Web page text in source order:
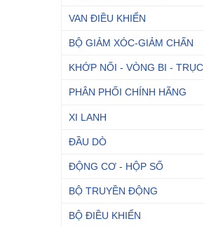
VAN ĐIỀU KHIỂN
BỘ GIẢM XÓC-GIẢM CHẤN
KHỚP NỐI - VÒNG BI - TRỤC
PHÂN PHỐI CHÍNH HÃNG
XI LANH
ĐẦU DÒ
ĐỘNG CƠ - HỘP SỐ
BỘ TRUYỀN ĐỘNG
BỘ ĐIỀU KHIỂN